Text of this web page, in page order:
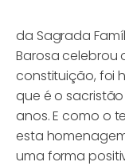
da Sagrada
Barosa celebrou
constituição, foi
que é o
anos. E como o
esta
uma forma